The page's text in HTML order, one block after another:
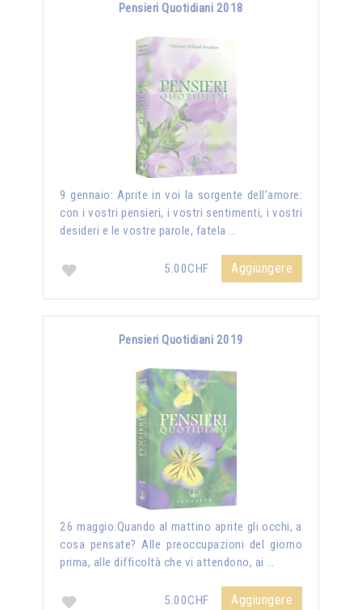
Pensieri Quotidiani 2018
9 gennaio: Aprite in voi la sorgente dell’amore:
con i vostri pensieri, i vostri sentimenti, i vostri
desideri e le vostre parole, fatela …
5.00CHF Aggiungere
Pensieri Quotidiani 2019
26 maggio:Quando al mattino aprite gli occhi, a
cosa pensate? Alle preoccupazioni del giorno
prima, alle difficoltà che vi attendono, ai …
5.00CHF Aggiungere